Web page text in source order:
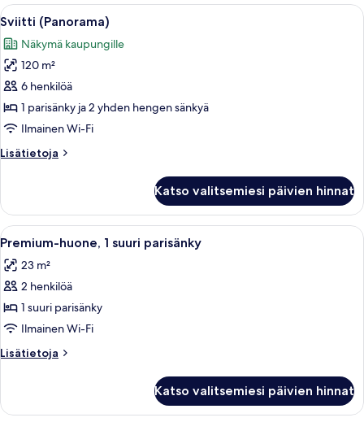
Avaa
kaikki
huonetyypin
Sviitti
(Panorama)
kuvat
Hotellihuone, jossa on suuri sänky,
12
Sviitti (Panorama)
Näkymä kaupungille
120 m²
6 henkilöä
1 parisänky ja 2 yhden hengen sänkyä
Ilmainen Wi-Fi
Lisätietoja
Lisätietoja
Katso valitsemiesi päivien hinnat
Avaa
kaikki
huonetyypin
Premium-
huone,
1
suuri
parisänky
Hotellihuone, jossa on suuri sänky,
7
Premium-huone, 1 suuri parisänky
23 m²
2 henkilöä
1 suuri parisänky
Ilmainen Wi-Fi
Lisätietoja
Lisätietoja
1
Katso valitsemiesi päivien hinnat